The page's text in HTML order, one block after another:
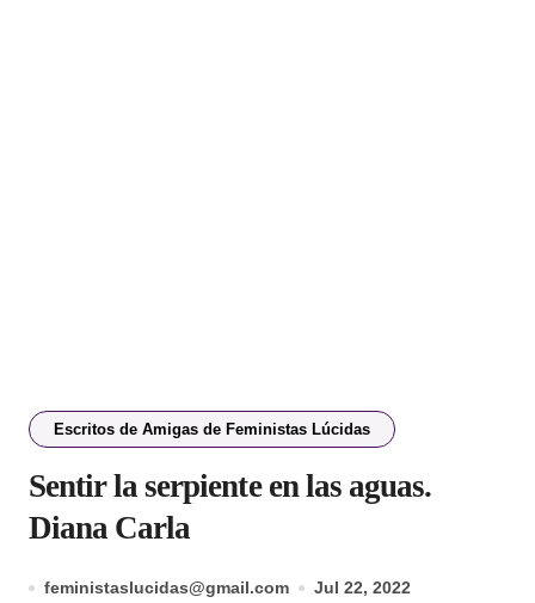
Escritos de Amigas de Feministas Lúcidas
Sentir la serpiente en las aguas.
Diana Carla
feministaslucidas@gmail.com Jul 22, 2022